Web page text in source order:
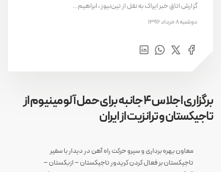
گزارش اتاق خبر ایراک به نقل از تین‌نیوز ، ابراهیم…
دوشنبه 8 خرداد 1396
برگزاری اجلاس ۴ جانبه برای حمل آلومینیوم از
تاجیکستان و ترانزیت از ایران
معاون بهره برداری و سیرو حرکت راه آهن در دیدار با سفیر
تاجیکستان بر فعال کردن کریدور تاجیکستان – ازبکستان –